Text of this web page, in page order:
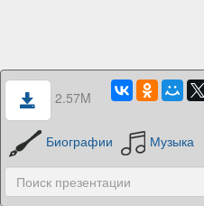
2.57M
Биографии Музыка